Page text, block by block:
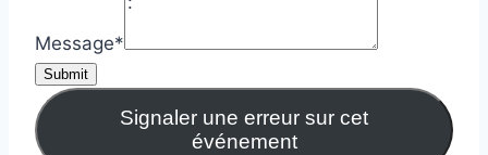
Message*
Submit
Signaler une erreur sur cet
événement